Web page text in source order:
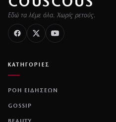
Εδώ τα λέμε όλα. Χωρίς ρετούς.
ΚΑΤΗΓΟΡΙΕΣ
ΡΟΗ ΕΙΔΗΣΕΩΝ
GOSSIP